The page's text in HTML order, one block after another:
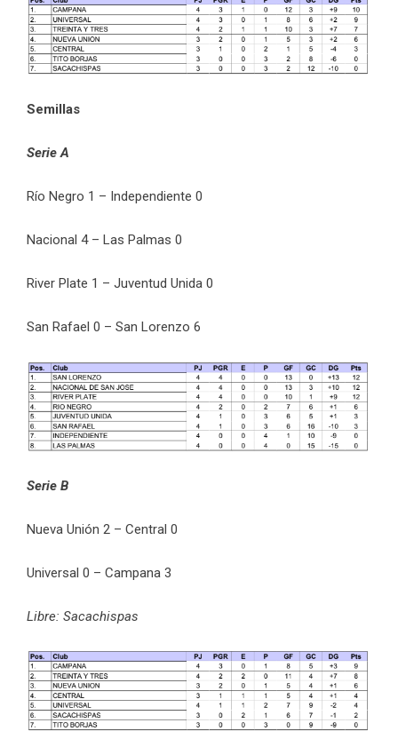
Semillas
Serie A
Río Negro 1 – Independiente 0
Nacional 4 – Las Palmas 0
River Plate 1 – Juventud Unida 0
San Rafael 0 – San Lorenzo 6
Serie B
Nueva Unión 2 – Central 0
Universal 0 – Campana 3
Libre: Sacachispas